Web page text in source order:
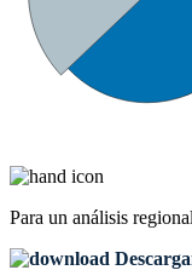
Para un análisis